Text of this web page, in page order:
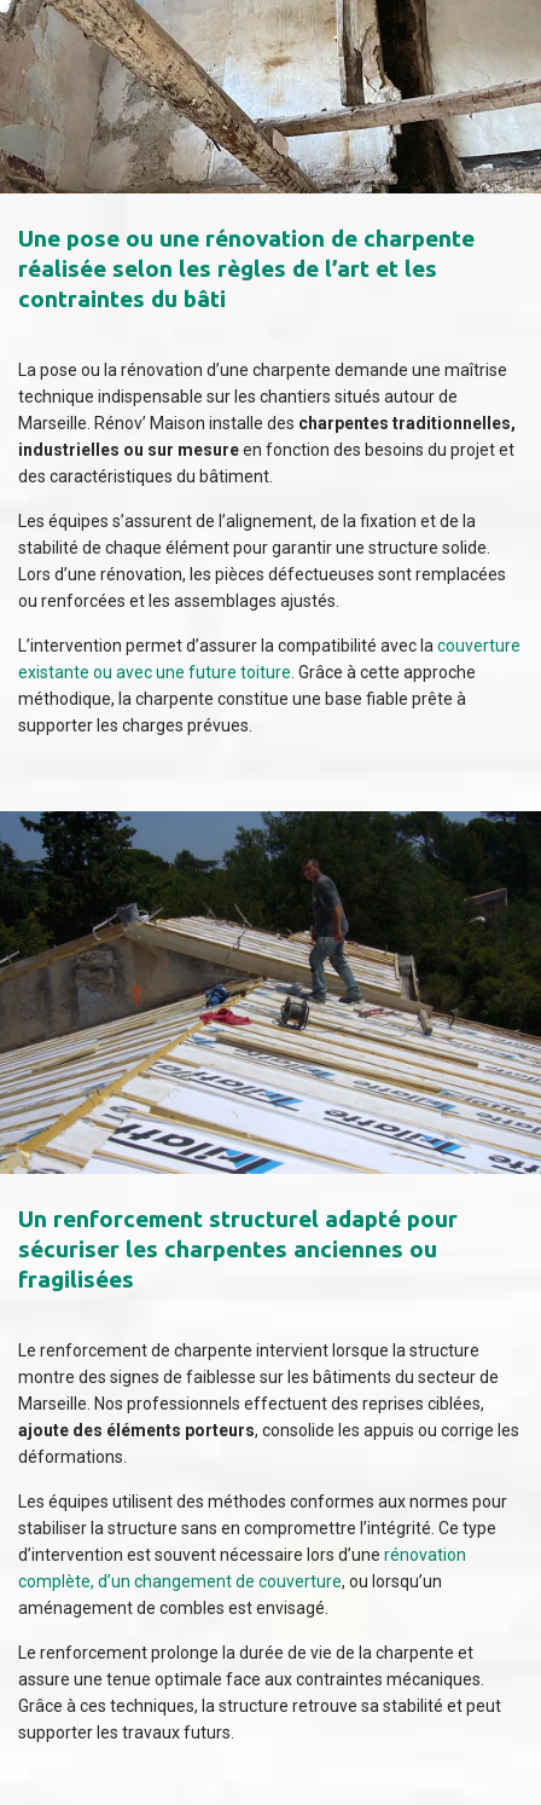
Une pose ou une rénovation de charpente
réalisée selon les règles de l’art et les
contraintes du bâti
La pose ou la rénovation d’une charpente demande une maîtrise
technique indispensable sur les chantiers situés autour de
Marseille. Rénov’ Maison installe des charpentes traditionnelles,
industrielles ou sur mesureen fonction des besoins du projet et
des caractéristiques du bâtiment.
Les équipes s’assurent de l’alignement, de la fixation et de la
stabilité de chaque élément pour garantir une structure solide.
Lors d’une rénovation, les pièces défectueuses sont remplacées
ou renforcées et les assemblages ajustés.
L’intervention permet d’assurer la compatibilité avec la couverture
existante ou avec une future toiture . Grâce à cette approche
méthodique, la charpente constitue une base fiable prête à
supporter les charges prévues.
Un renforcement structurel adapté pour
sécuriser les charpentes anciennes ou
fragilisées
Le renforcement de charpente intervient lorsque la structure
montre des signes de faiblesse sur les bâtiments du secteur de
Marseille. Nos professionnels effectuent des reprises ciblées,
ajoute des éléments porteurs, consolide les appuis ou corrige les
déformations.
Les équipes utilisent des méthodes conformes aux normes pour
stabiliser la structure sans en compromettre l’intégrité. Ce type
d’intervention est souvent nécessaire lors d’une rénovation
complète, d’un changement de couverture, ou lorsqu’un
aménagement de combles est envisagé.
Le renforcement prolonge la durée de vie de la charpente et
assure une tenue optimale face aux contraintes mécaniques.
Grâce à ces techniques, la structure retrouve sa stabilité et peut
supporter les travaux futurs.